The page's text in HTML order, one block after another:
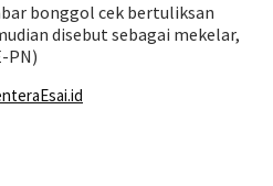
bonggol cek bertuliksan
disebut sebagai mekelar,
PN)